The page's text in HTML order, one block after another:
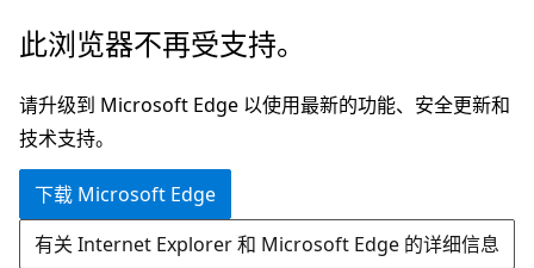
跳
主
要
内
此浏览器不再受支持。
请升级到 Microsoft Edge 以使用最新的功能、安全更新和
技术支持。
下载 Microsoft Edge
有关 Internet Explorer 和 Microsoft Edge 的详细信息